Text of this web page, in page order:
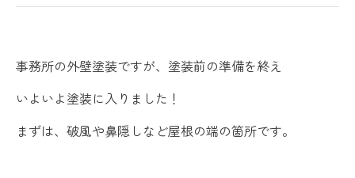
事務所の外壁塗装ですが、塗装前の準備を終え
いよいよ塗装に入りました！
まずは、破風や鼻隠しなど屋根の端の箇所です。